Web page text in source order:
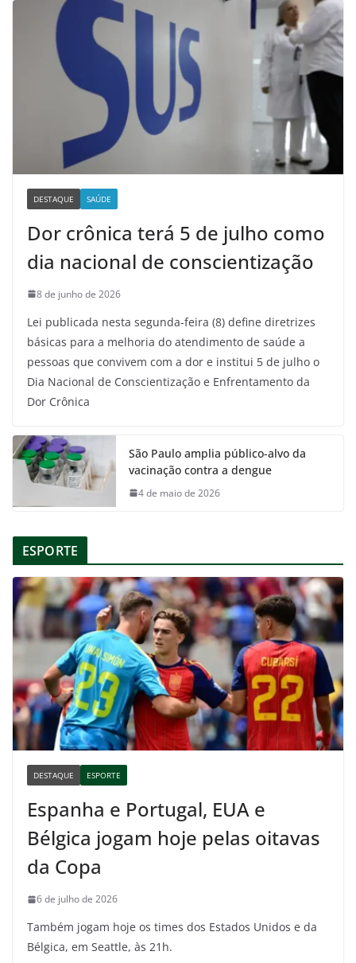
DESTAQUE SAÚDE
Dor crônica terá 5 de julho como
dia nacional de conscientização
8 de junho de 2026
Lei publicada nesta segunda-feira (8) define diretrizes
básicas para a melhoria do atendimento de saúde a
pessoas que convivem com a dor e institui 5 de julho o
Dia Nacional de Conscientização e Enfrentamento da
Dor Crônica
São Paulo amplia público-alvo da
vacinação contra a dengue
4 de maio de 2026
ESPORTE
DESTAQUE ESPORTE
Espanha e Portugal, EUA e
Bélgica jogam hoje pelas oitavas
da Copa
6 de julho de 2026
Também jogam hoje os times dos Estados Unidos e da
Bélgica, em Seattle, às 21h.